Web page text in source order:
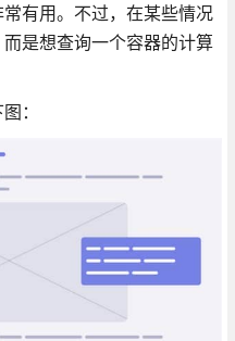
有用。不过，在某些情况
是想查询一个容器的计算
：